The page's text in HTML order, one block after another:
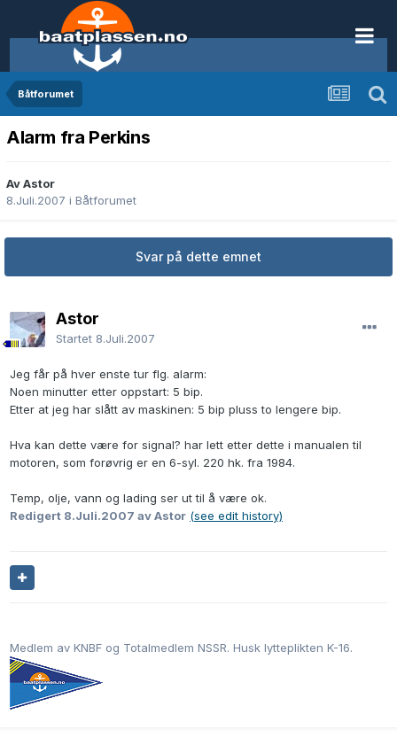
Båtforumet
Alarm fra Perkins
Av Astor
8.Juli.2007 i Båtforumet
Svar på dette emnet
Astor
Startet 8.Juli.2007
Jeg får på hver enste tur flg. alarm:
Noen minutter etter oppstart: 5 bip.
Etter at jeg har slått av maskinen: 5 bip pluss to lengere bip.
Hva kan dette være for signal? har lett etter dette i manualen til
motoren, som forøvrig er en 6-syl. 220 hk. fra 1984.
Temp, olje, vann og lading ser ut til å være ok.
Redigert 8.Juli.2007 av Astor (see edit history)
Medlem av KNBF og Totalmedlem NSSR. Husk lytteplikten K-16.